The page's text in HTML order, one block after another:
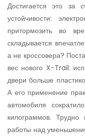
Достигается это за
устойчивости:
притормозить во
складывается
а не кроссовера?
вес нового X-Trail:
двери больше
А его применение
автомобиля
килограммов.
работы над